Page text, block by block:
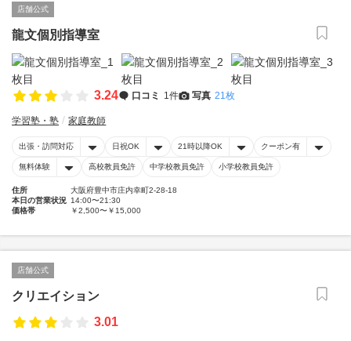
店舗公式
龍文個別指導室
3.24 口コミ 1件 写真 21枚
学習塾・塾 家庭教師
出張・訪問対応 日祝OK 21時以降OK クーポン有
無料体験 高校教員免許 中学校教員免許 小学校教員免許
住所
大阪府豊中市庄内幸町2-28-18
本日の営業状況 14:00〜21:30
価格帯
￥2,500〜￥15,000
店舗公式
クリエイション
3.01